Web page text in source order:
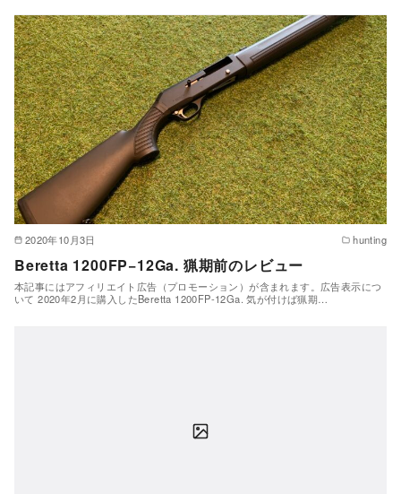
2020年10月3日 hunting
Beretta 1200FP−12Ga. 猟期前のレビュー
本記事にはアフィリエイト広告（プロモーション）が含まれます。広告表示につ
いて 2020年2月に購入したBeretta 1200FP-12Ga. 気が付けば猟期…